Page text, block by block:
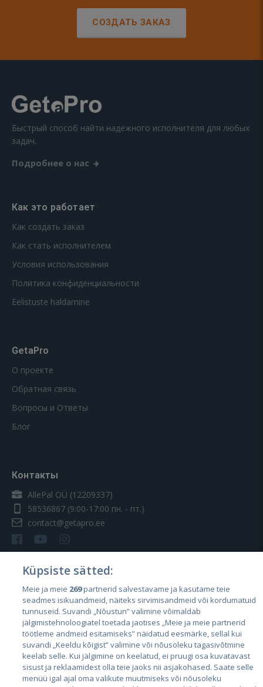
СОЗДАТЬ ЗАКАЗ
Быстрый способ найти надежного исполнителя для любых
задач.
Подробнее о нас
Как это работает
Как создать заказ
Как стать исполнителем
Условия использования
Политика конфиденциальности
Eelistuste haldamine
GetaPro
О проекте
Обратная связь
Вопросы и Ответы
Блог
Контакты
AllePal OÜ (12209337)
58536867 (9:00-17:00 пн. - пт.)
contact@getapro.ee
Страны
Эстония
Латвия
Литва
Küpsiste sätted:
Meie ja meie 269partnerid salvestavame ja kasutame teie
seadmes isikuandmeid, näiteks sirvimisandmeid või kordumatuid
tunnuseid. Suvandi „Nõustun” valimine võimaldab
jälgimistehnoloogiatel toetada jaotises „Meie ja meie partnerid
töötleme andmeid esitamiseks” näidatud eesmärke, sellal kui
suvandi „Keeldu kõigist” valimine või nõusoleku tagasivõtmine
keelab selle. Kui jälgimine on keelatud, ei pruugi osa kuvatavast
sisust ja reklaamidest olla teie jaoks nii asjakohased. Saate selle
menüü igal ajal oma valikute muutmiseks või nõusoleku